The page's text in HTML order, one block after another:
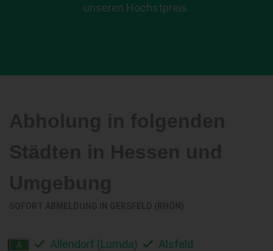
unseren Höchstpreis.
A Allendorf (Lumda)
Alsfeld